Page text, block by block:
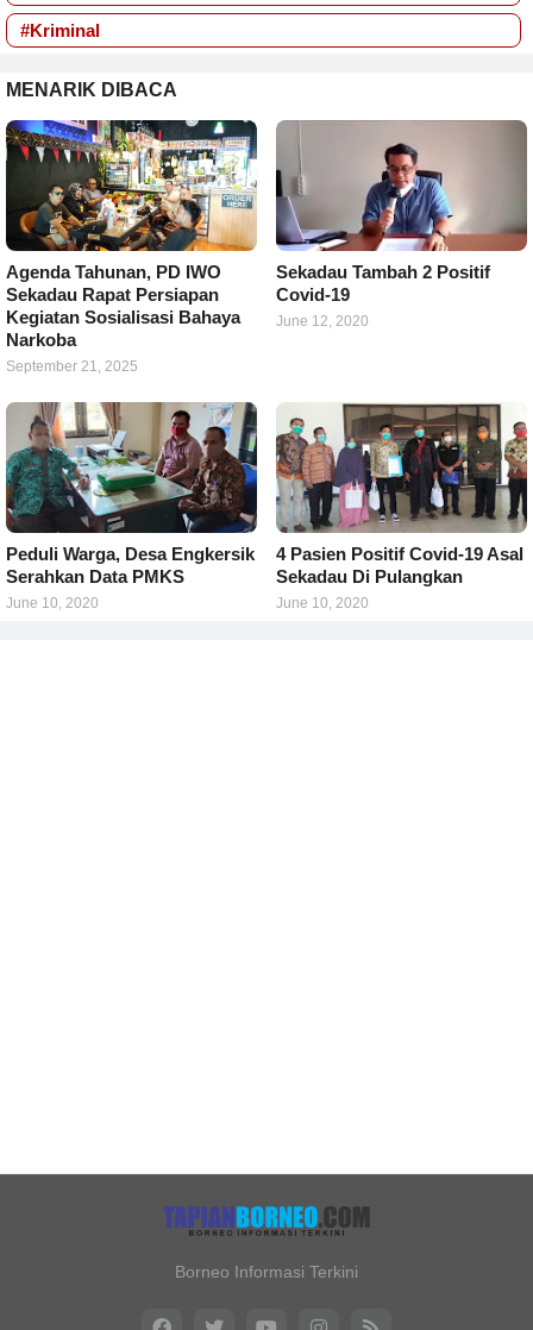
#Kriminal
MENARIK DIBACA
Agenda Tahunan, PD IWO
Sekadau Rapat Persiapan
Kegiatan Sosialisasi Bahaya
Narkoba
September 21, 2025
Sekadau Tambah 2 Positif
Covid-19
June 12, 2020
Peduli Warga, Desa Engkersik
Serahkan Data PMKS
June 10, 2020
4 Pasien Positif Covid-19 Asal
Sekadau Di Pulangkan
June 10, 2020
Borneo Informasi Terkini